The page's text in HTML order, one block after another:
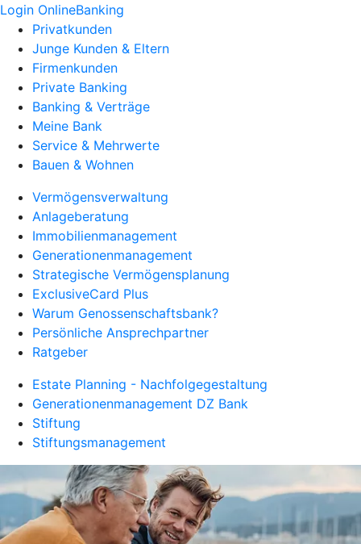
Login OnlineBanking
Privatkunden
Junge Kunden & Eltern
Firmenkunden
Private Banking
Banking & Verträge
Meine Bank
Service & Mehrwerte
Bauen & Wohnen
Vermögensverwaltung
Anlageberatung
Immobilienmanagement
Generationenmanagement
Strategische Vermögensplanung
ExclusiveCard Plus
Warum Genossenschaftsbank?
Persönliche Ansprechpartner
Ratgeber
Estate Planning - Nachfolgegestaltung
Generationenmanagement DZ Bank
Stiftung
Stiftungsmanagement